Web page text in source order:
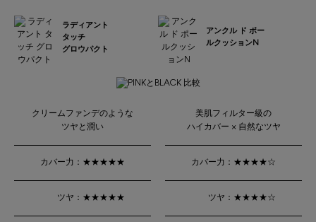
ラディアント
タッチ
グロウパクト
アンクル ド ポー
ルクッションN
クリームファンデのような
ツヤと潤い
カバー力： ★★★★★
ツヤ： ★★★★★
美肌フィルター級の
ハイカバー × 自然なツヤ
カバー力： ★★★★☆
ツヤ： ★★★★☆